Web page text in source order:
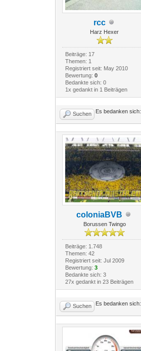
rcc
Harz Hexer
Beiträge: 17
Themen: 1
Registriert seit: May 2010
Bewertung: 0
Bedankte sich: 0
1x gedankt in 1 Beiträgen
Suchen Es bedanken sich:
coloniaBVB
Borussen Twingo
Beiträge: 1.748
Themen: 42
Registriert seit: Jul 2009
Bewertung: 3
Bedankte sich: 3
27x gedankt in 23 Beiträgen
Suchen Es bedanken sich: